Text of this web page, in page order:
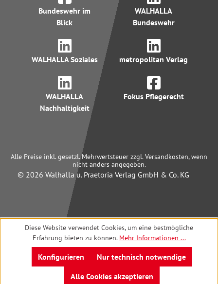
Bundeswehr im
Blick
WALHALLA
Bundeswehr
WALHALLA Soziales metropolitan Verlag
WALHALLA
Nachhaltigkeit
Fokus Pflegerecht
Alle Preise inkl. gesetzl. Mehrwertsteuer zzgl. Versandkosten, wenn
nicht anders angegeben.
© 2026 Walhalla u. Praetoria Verlag GmbH & Co. KG
Diese Website verwendet Cookies, um eine bestmögliche
Erfahrung bieten zu können. Mehr Informationen ...
Nur technisch notwendige
Konfigurieren
Alle Cookies akzeptieren